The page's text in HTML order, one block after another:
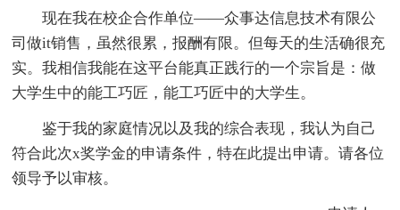
现在我在校企合作单位——众事达信息技术有限公
司做it销售，虽然很累，报酬有限。但每天的生活确很充
实。我相信我能在这平台能真正践行的一个宗旨是：做
大学生中的能工巧匠，能工巧匠中的大学生。
鉴于我的家庭情况以及我的综合表现，我认为自己
符合此次x奖学金的申请条件，特在此提出申请。请各位
领导予以审核。